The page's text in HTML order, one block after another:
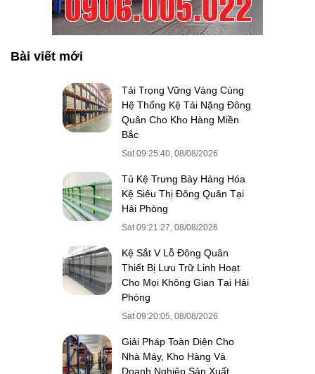
Bài viết mới
Tải Trọng Vững Vàng Cùng
Hệ Thống Kệ Tải Nặng Đông
Quân Cho Kho Hàng Miền
Bắc
Sat 09:25:40, 08/08/2026
Tủ Kệ Trưng Bày Hàng Hóa
Kệ Siêu Thị Đông Quân Tại
Hải Phòng
Sat 09:21:27, 08/08/2026
Kệ Sắt V Lỗ Đông Quân
Thiết Bị Lưu Trữ Linh Hoạt
Cho Mọi Không Gian Tại Hải
Phòng
Sat 09:20:05, 08/08/2026
Giải Pháp Toàn Diện Cho
Nhà Máy, Kho Hàng Và
Doanh Nghiệp Sản Xuất